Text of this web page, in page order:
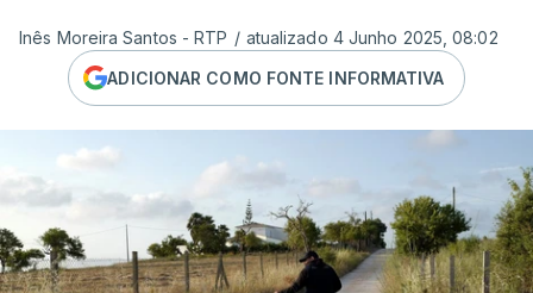
Inês Moreira Santos - RTP / atualizado 4 Junho 2025, 08:02
ADICIONAR COMO FONTE INFORMATIVA